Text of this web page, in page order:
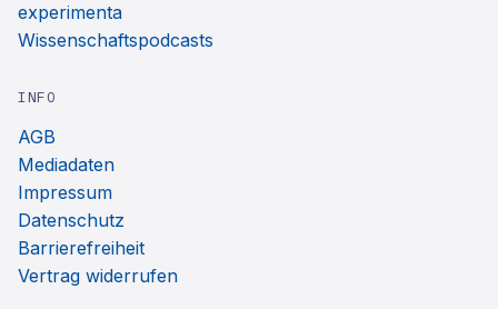
experimenta
Wissenschaftspodcasts
INFO
AGB
Mediadaten
Impressum
Datenschutz
Barrierefreiheit
Vertrag widerrufen